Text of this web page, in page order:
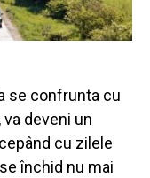
se confrunta cu
deveni un
cu zilele
închid nu mai